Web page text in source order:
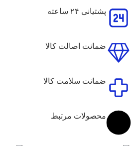
پشتیانی ۲۴ ساعته
ضمانت اصالت کالا
ضمانت سلامت کالا
محصولات مرتبط